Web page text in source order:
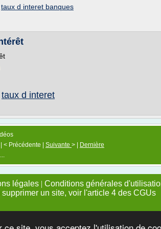
taux d interet banques
taux d interet
< Précédente | Suivante > |
Dernière
...
légales | Conditions générales
supprimer un site, voir l'article 4 des CGUs